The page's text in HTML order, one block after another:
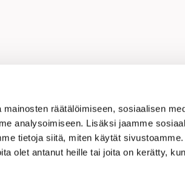
räätälöimiseen, sosiaalisen
analysoimiseen. Lisäksi jaamme
tietoja siitä, miten käytät
olet antanut heille tai joita on kerätty,
Liitto ry